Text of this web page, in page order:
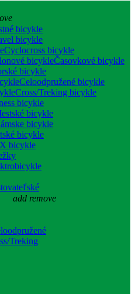
bicykle
bicykle
Cyclocross bicykle
Časovkové bicykle
bicykle
Celoodpružené bicykle
Cross/Treking bicykle
bicykle
bicykle
bicykle
bicykle
bicykle
add remove
Treking